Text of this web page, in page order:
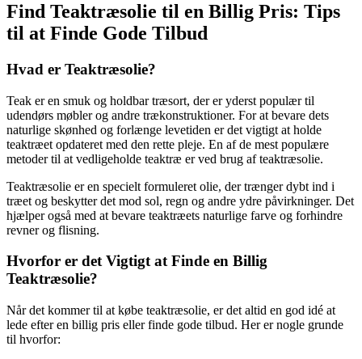
Find Teaktræsolie til en Billig Pris: Tips
til at Finde Gode Tilbud
Hvad er Teaktræsolie?
Teak er en smuk og holdbar træsort, der er yderst populær til
udendørs møbler og andre trækonstruktioner. For at bevare dets
naturlige skønhed og forlænge levetiden er det vigtigt at holde
teaktræet opdateret med den rette pleje. En af de mest populære
metoder til at vedligeholde teaktræ er ved brug af teaktræsolie.
Teaktræsolie er en specielt formuleret olie, der trænger dybt ind i
træet og beskytter det mod sol, regn og andre ydre påvirkninger. Det
hjælper også med at bevare teaktræets naturlige farve og forhindre
revner og flisning.
Hvorfor er det Vigtigt at Finde en Billig
Teaktræsolie?
Når det kommer til at købe teaktræsolie, er det altid en god idé at
lede efter en billig pris eller finde gode tilbud. Her er nogle grunde
til hvorfor: